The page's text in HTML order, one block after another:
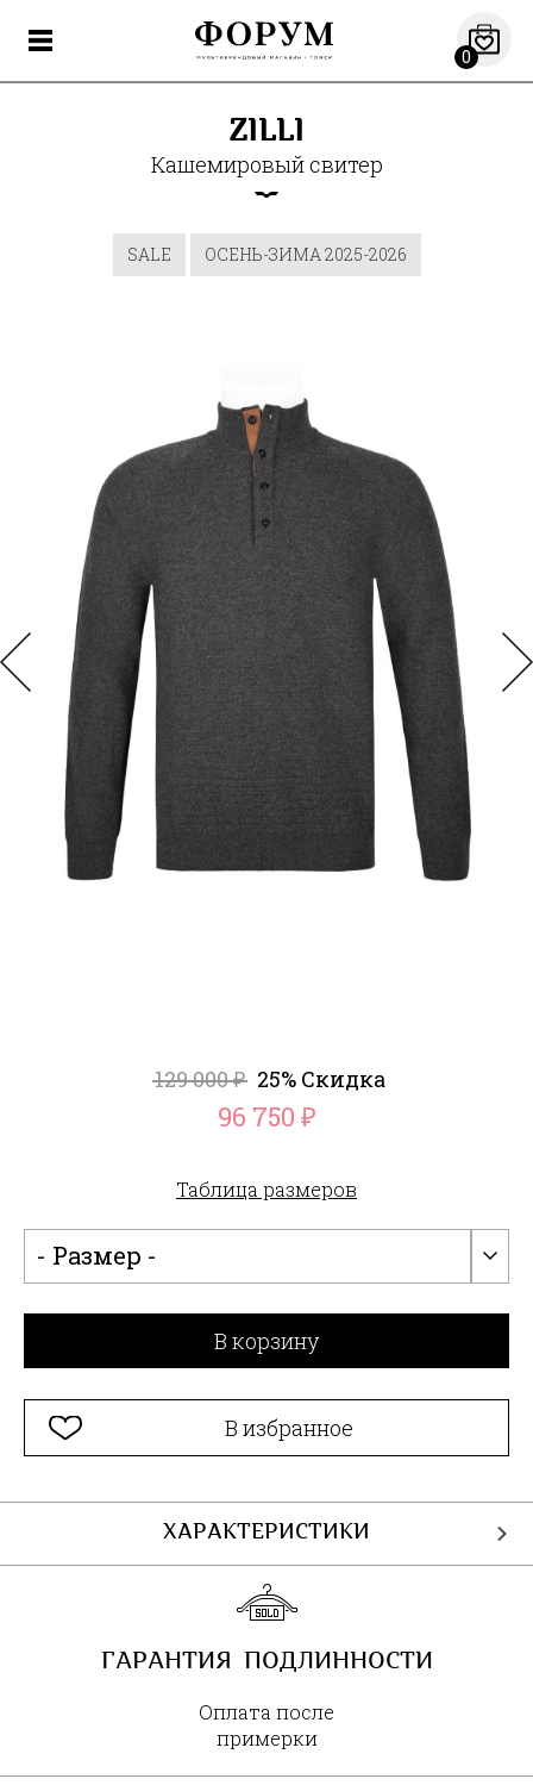
0
ZILLI
Кашемировый свитер
SALE ОСЕНЬ-ЗИМА 2025-2026
129 000₽ 25% Скидка
96 750 ₽
Таблица размеров
- Размер -
В корзину
В избранное
ХАРАКТЕРИСТИКИ
ГАРАНТИЯ ПОДЛИННОСТИ
Оплата после
примерки